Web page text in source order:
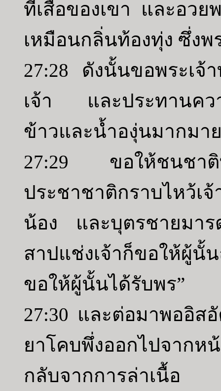
ที่เสื้อของเขา และอว
เหมือนกลิ่นท้องทุ่ง ซึ่งพ
27:28 ดังนั้นขอพระเจ้
เจ้า และประทานคว
ข้าวและน้ำองุ่นมากมา
27:29 ขอให้ชนชาติ
ประชาชาติกราบไหว้
น้อง และบุตรชายมาร
สาปแช่งเจ้าก็ขอให้ผู้นั้
ขอให้ผู้นั้นได้รับพร”
27:30 และต่อมาพออิส
ยาโคบพึ่งออกไปจาก
กลับจากการล่าเนื้อ